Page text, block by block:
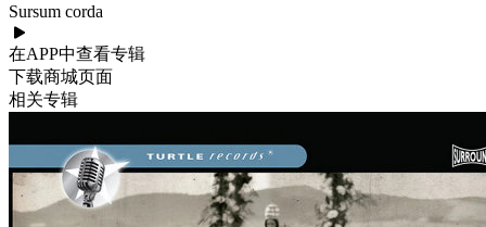
Sursum corda
在APP中查看专辑
下载商城页面
相关专辑